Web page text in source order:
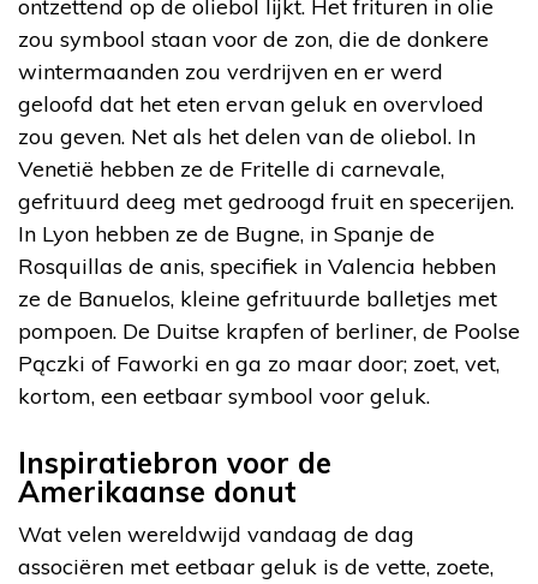
ontzettend op de oliebol lijkt. Het frituren in olie
zou symbool staan voor de zon, die de donkere
wintermaanden zou verdrijven en er werd
geloofd dat het eten ervan geluk en overvloed
zou geven. Net als het delen van de oliebol. In
Venetië hebben ze de Fritelle di carnevale,
gefrituurd deeg met gedroogd fruit en specerijen.
In Lyon hebben ze de Bugne, in Spanje de
Rosquillas de anis, specifiek in Valencia hebben
ze de Banuelos, kleine gefrituurde balletjes met
pompoen. De Duitse krapfen of berliner, de Poolse
Pączki of Faworki en ga zo maar door; zoet, vet,
kortom, een eetbaar symbool voor geluk.
Inspiratiebron voor de
Amerikaanse donut
Wat velen wereldwijd vandaag de dag
associëren met eetbaar geluk is de vette, zoete,